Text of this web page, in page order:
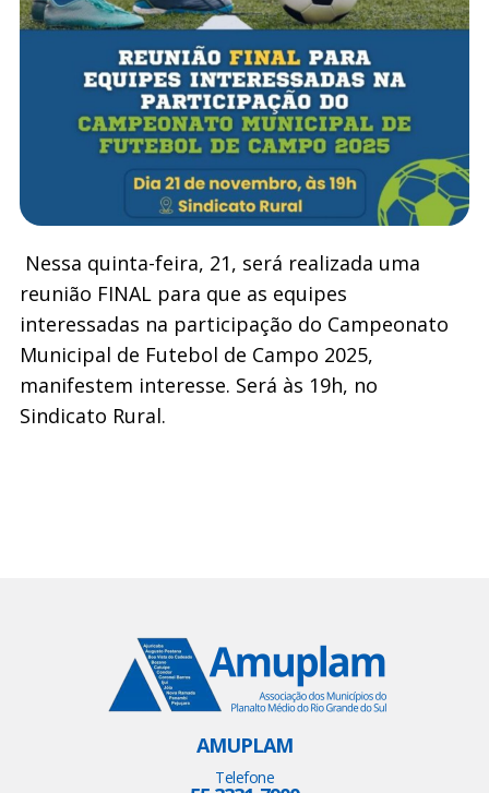
Nessa quinta-feira, 21, será realizada uma
reunião FINAL para que as equipes
interessadas na participação do Campeonato
Municipal de Futebol de Campo 2025,
manifestem interesse. Será às 19h, no
Sindicato Rural.
AMUPLAM
Telefone